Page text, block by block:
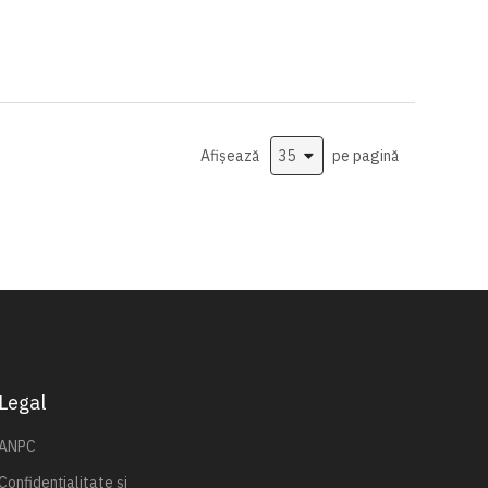
Afișează
pe pagină
Legal
Confidențialitate și